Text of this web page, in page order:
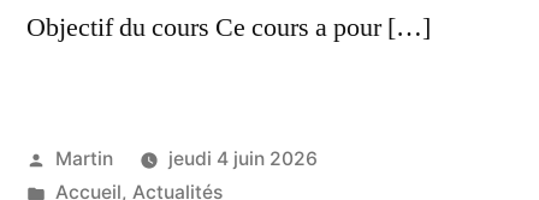
Objectif du cours Ce cours a pour […]
Publié
par
Martin
jeudi 4 juin 2026
Publié
Accueil, Actualités